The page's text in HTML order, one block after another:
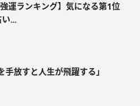
運ランキング】気になる第1位
...
放すと人生が飛躍する」